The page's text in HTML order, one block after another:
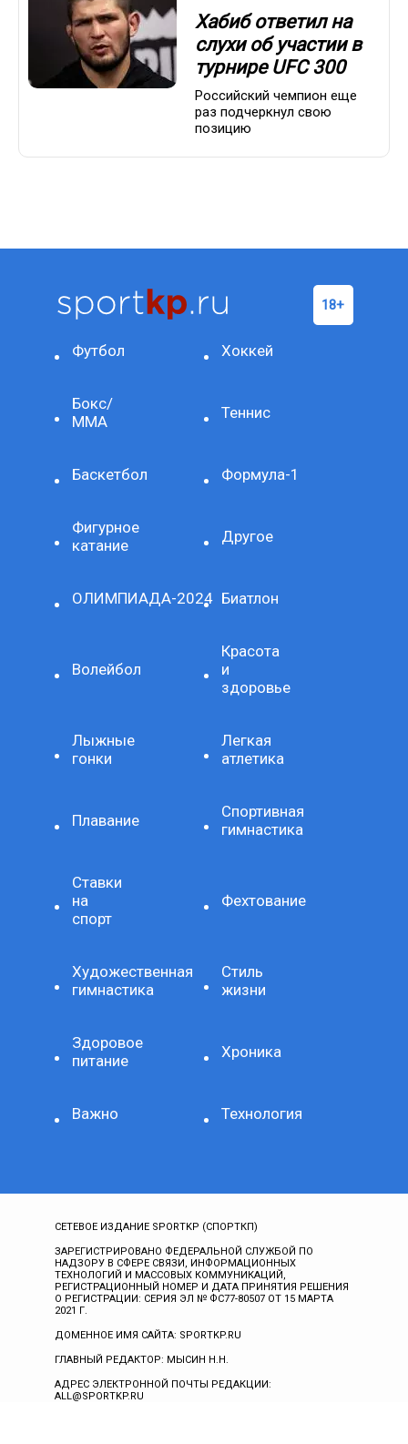
Хабиб ответил на
слухи об участии в
турнире UFC 300
Российский чемпион еще
раз подчеркнул свою
позицию
Футбол Хоккей
Бокс/
ММА
Теннис
Баскетбол Формула-1
Фигурное
катание
Другое
ОЛИМПИАДА-2024 Биатлон
Волейбол
Красота
и
здоровье
Лыжные
гонки
Легкая
атлетика
Плавание
Спортивная
гимнастика
Ставки
на
спорт
Фехтование
Художественная
гимнастика
Стиль
жизни
Здоровое
питание
Хроника
Важно Технология
СЕТЕВОЕ ИЗДАНИЕ SPORTKP (СПОРТКП)
ЗАРЕГИСТРИРОВАНО ФЕДЕРАЛЬНОЙ СЛУЖБОЙ ПО
НАДЗОРУ В СФЕРЕ СВЯЗИ, ИНФОРМАЦИОННЫХ
ТЕХНОЛОГИЙ И МАССОВЫХ КОММУНИКАЦИЙ,
РЕГИСТРАЦИОННЫЙ НОМЕР И ДАТА ПРИНЯТИЯ РЕШЕНИЯ
О РЕГИСТРАЦИИ: СЕРИЯ ЭЛ № ФС77-80507 ОТ 15 МАРТА
2021 Г.
ДОМЕННОЕ ИМЯ САЙТА: SPORTKP.RU
ГЛАВНЫЙ РЕДАКТОР: МЫСИН Н.Н.
АДРЕС ЭЛЕКТРОННОЙ ПОЧТЫ РЕДАКЦИИ:
ALL@SPORTKP.RU